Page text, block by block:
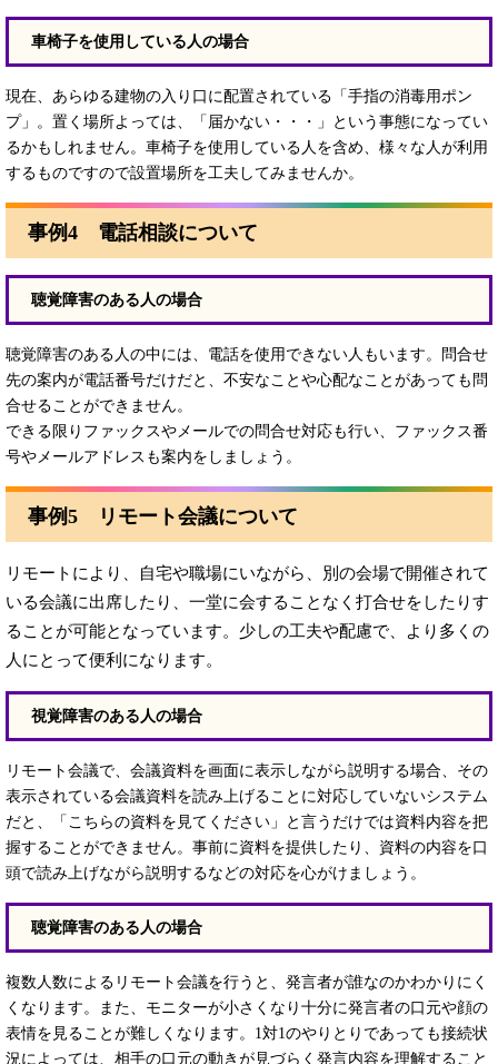
車椅子を使用している人の場合
現在、あらゆる建物の入り口に配置されている「手指の消毒用ポン
プ」。置く場所よっては、「届かない・・・」という事態になってい
るかもしれません。車椅子を使用している人を含め、様々な人が利用
するものですので設置場所を工夫してみませんか。
事例4 電話相談について
聴覚障害のある人の場合
聴覚障害のある人の中には、電話を使用できない人もいます。問合せ
先の案内が電話番号だけだと、不安なことや心配なことがあっても問
合せることができません。
できる限りファックスやメールでの問合せ対応も行い、ファックス番
号やメールアドレスも案内をしましょう。
事例5 リモート会議について
リモートにより、自宅や職場にいながら、別の会場で開催されて
いる会議に出席したり、一堂に会することなく打合せをしたりす
ることが可能となっています。少しの工夫や配慮で、より多くの
人にとって便利になります。
視覚障害のある人の場合
リモート会議で、会議資料を画面に表示しながら説明する場合、その
表示されている会議資料を読み上げることに対応していないシステム
だと、「こちらの資料を見てください」と言うだけでは資料内容を把
握することができません。事前に資料を提供したり、資料の内容を口
頭で読み上げながら説明するなどの対応を心がけましょう。
聴覚障害のある人の場合
複数人数によるリモート会議を行うと、発言者が誰なのかわかりにく
くなります。また、モニターが小さくなり十分に発言者の口元や顔の
表情を見ることが難しくなります。1対1のやりとりであっても接続状
況によっては、相手の口元の動きが見づらく発言内容を理解すること